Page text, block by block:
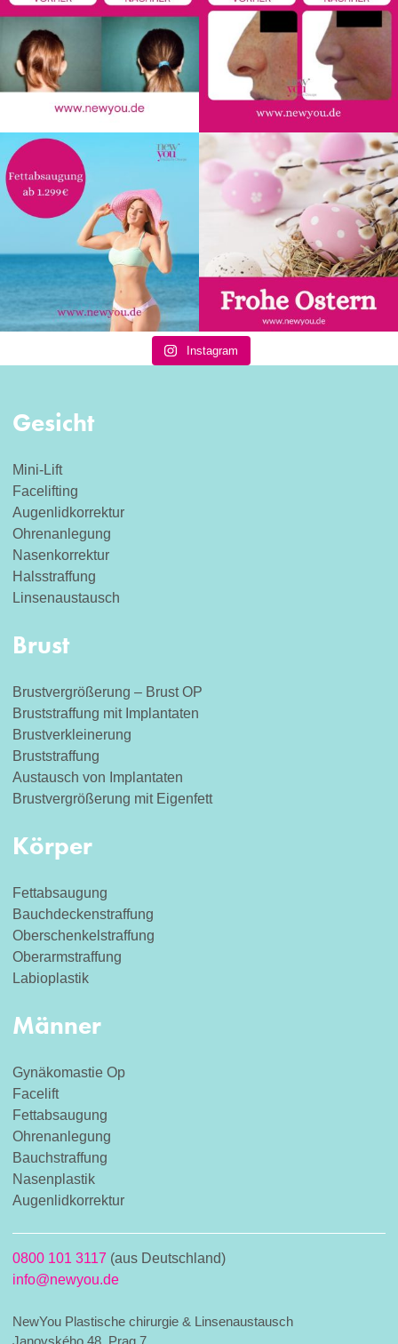
Instagram
Gesicht
Mini-Lift
Facelifting
Augenlidkorrektur
Ohrenanlegung
Nasenkorrektur
Halsstraffung
Linsenaustausch
Brust
Brustvergrößerung – Brust OP
Bruststraffung mit Implantaten
Brustverkleinerung
Bruststraffung
Austausch von Implantaten
Brustvergrößerung mit Eigenfett
Körper
Fettabsaugung
Bauchdeckenstraffung
Oberschenkelstraffung
Oberarmstraffung
Labioplastik
Männer
Gynäkomastie Op
Facelift
Fettabsaugung
Ohrenanlegung
Bauchstraffung
Nasenplastik
Augenlidkorrektur
0800 101 3117 (aus Deutschland)
info@newyou.de
NewYou Plastische chirurgie & Linsenaustausch
Janovského 48, Prag 7,